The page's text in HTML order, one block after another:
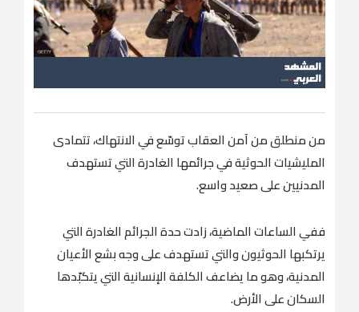
من منطلق من آمن العقاب توسّع في الانتهاك، تتمادى
المليشيات الحوثية في جرائمها الغادرة التي تستهدف
المدنيين على صعيد واسع.
ففي الساعات الماضية، زادت حدة الجرائم الغادرة التي
يرتكبها الحوثيون والتي تستهدف على وجه بشع الأعيان
المدنية، وهو ما يضاعف الكلفة الإنسانية التي يتكبّدها
السكان على الأرض.